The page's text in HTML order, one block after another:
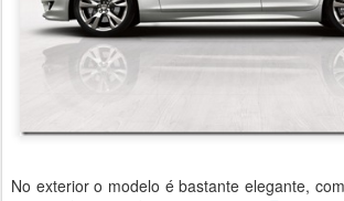
No exterior o modelo é bastante elegante,